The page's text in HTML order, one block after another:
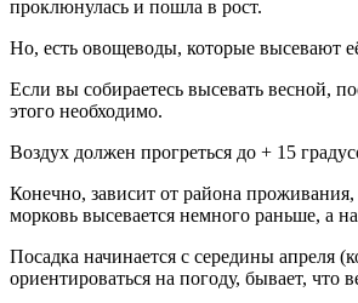
проклюнулась и пошла в рост.
Но, есть овощеводы, которые высевают
Если вы собираетесь высевать весной,
этого необходимо.
Воздух должен прогреться до + 15
Конечно, зависит от района
морковь высевается немного раньше, а
Посадка начинается с середины апреля
ориентироваться на погоду, бывает, что